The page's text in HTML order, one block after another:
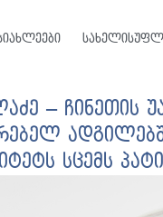
– ჩინეთის
სცემს